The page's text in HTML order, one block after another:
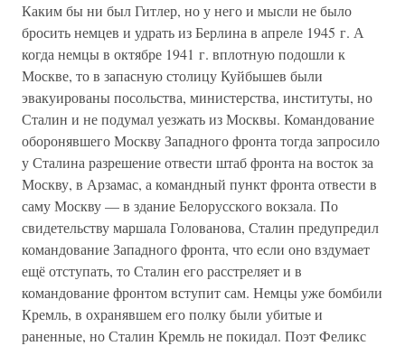
Каким бы ни был Гитлер, но у него и мысли не было
бросить немцев и удрать из Берлина в апреле 1945 г. А
когда немцы в октябре 1941 г. вплотную подошли к
Москве, то в запасную столицу Куйбышев были
эвакуированы посольства, министерства, институты, но
Сталин и не подумал уезжать из Москвы. Командование
оборонявшего Москву Западного фронта тогда запросило
у Сталина разрешение отвести штаб фронта на восток за
Москву, в Арзамас, а командный пункт фронта отвести в
саму Москву — в здание Белорусского вокзала. По
свидетельству маршала Голованова, Сталин предупредил
командование Западного фронта, что если оно вздумает
ещё отступать, то Сталин его расстреляет и в
командование фронтом вступит сам. Немцы уже бомбили
Кремль, в охранявшем его полку были убитые и
раненные, но Сталин Кремль не покидал. Поэт Феликс